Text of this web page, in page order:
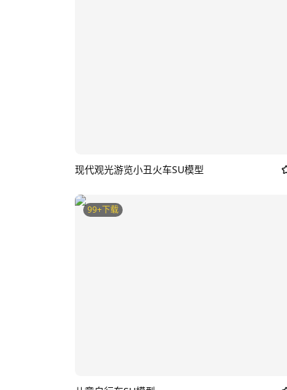
现代观光游览小丑火车SU模型
99+下载